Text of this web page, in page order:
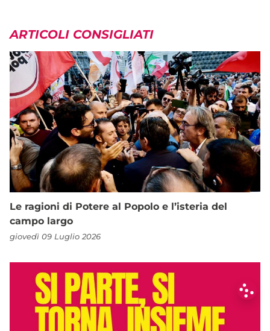
ARTICOLI CONSIGLIATI
Le ragioni di Potere al Popolo e l’isteria del
campo largo
giovedì 09 Luglio 2026